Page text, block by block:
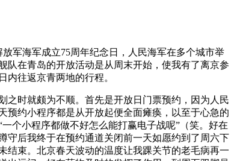
放军海军成立75周年纪念日，人民海军在多个城市举
队在青岛的开放活动是从周末开始，使我有了离京参
内往返京青两地的行程。
之时就颇为不顺。首先是开放日门票预约，因为人民
预约小程序都是从开放起便全面瘫痪，以至于心急的
个小程序都做不好怎么能打赢电子战呢”（笑。好在
守后我终于在预约通道关闭前一天如愿约到了周六下
结束。北京春天波动的温度让我踝关节的老毛病再一